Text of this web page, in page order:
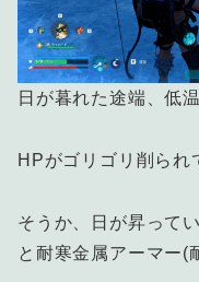
日が暮れた途端、低温
HPがゴリゴリ削ら
そうか、日が昇って
と耐寒金属アーマー(